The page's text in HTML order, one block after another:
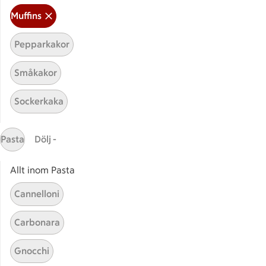
Relaterade kategorier
Festmuffins
Muffins med färskost
Muffins
Pepparkakor
Småkakor
Sockerkaka
Pasta Dölj -
Allt inom Pasta
Cannelloni
Carbonara
Gnocchi